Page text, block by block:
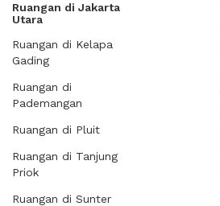
Ruangan di Jakarta
Utara
Ruangan di Kelapa
Gading
Ruangan di
Pademangan
Ruangan di Pluit
Ruangan di Tanjung
Priok
Ruangan di Sunter